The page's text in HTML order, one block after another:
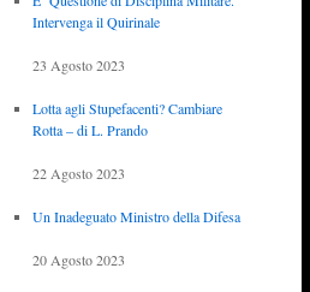
Intervenga il Quirinale
23 Agosto 2023
Lotta agli Stupefacenti? Cambiare
Rotta – di L. Prando
22 Agosto 2023
Un Inadeguato Ministro della Difesa
20 Agosto 2023